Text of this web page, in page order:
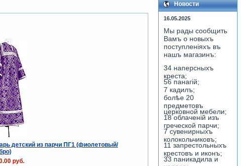
детский из парчи ПГ1 (фиолетовый/
руб.
Новости
16.05.2025
Мы рады сообщить
Вамъ о новыхъ
поступленiяхъ въ
нашъ магазинъ:
34 наперсныхъ
креста;
56 панагiй;
7 кадилъ;
болѣе 20
предметовъ
церковной мебели;
18 облаченiй изъ
греческой парчи;
7 сувенирныхъ
колокольчиковъ;
11 запрестольныхъ
крестовъ и иконъ;
33 паникадила и